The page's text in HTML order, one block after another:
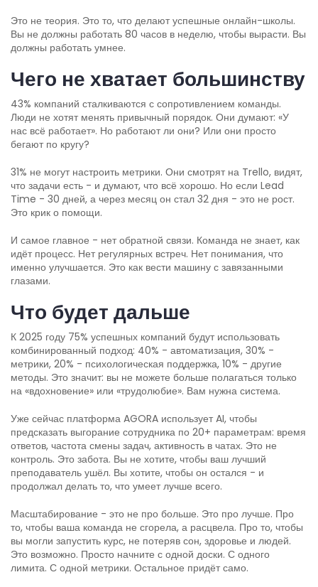
Это не теория. Это то, что делают успешные онлайн-школы.
Вы не должны работать 80 часов в неделю, чтобы вырасти. Вы
должны работать умнее.
Чего не хватает большинству
43% компаний сталкиваются с сопротивлением команды.
Люди не хотят менять привычный порядок. Они думают: «У
нас всё работает». Но работают ли они? Или они просто
бегают по кругу?
31% не могут настроить метрики. Они смотрят на Trello, видят,
что задачи есть - и думают, что всё хорошо. Но если Lead
Time - 30 дней, а через месяц он стал 32 дня - это не рост.
Это крик о помощи.
И самое главное - нет обратной связи. Команда не знает, как
идёт процесс. Нет регулярных встреч. Нет понимания, что
именно улучшается. Это как вести машину с завязанными
глазами.
Что будет дальше
К 2025 году 75% успешных компаний будут использовать
комбинированный подход: 40% - автоматизация, 30% -
метрики, 20% - психологическая поддержка, 10% - другие
методы. Это значит: вы не можете больше полагаться только
на «вдохновение» или «трудолюбие». Вам нужна система.
Уже сейчас платформа AGORA использует AI, чтобы
предсказать выгорание сотрудника по 20+ параметрам: время
ответов, частота смены задач, активность в чатах. Это не
контроль. Это забота. Вы не хотите, чтобы ваш лучший
преподаватель ушёл. Вы хотите, чтобы он остался - и
продолжал делать то, что умеет лучше всего.
Масштабирование - это не про больше. Это про лучше. Про
то, чтобы ваша команда не сгорела, а расцвела. Про то, чтобы
вы могли запустить курс, не потеряв сон, здоровье и людей.
Это возможно. Просто начните с одной доски. С одного
лимита. С одной метрики. Остальное придёт само.